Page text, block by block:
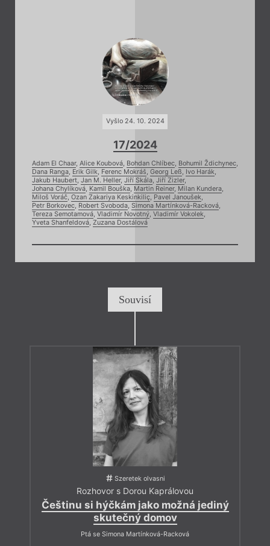
Vyšlo 24. 10. 2024
17/2024
Adam El Chaar, Alice Koubová, Bohdan Chlíbec, Bohumil Ždichynec,
Dana Ranga, Erik Gilk, Ferenc Mokráš, Georg Leß, Ivo Harák,
Jakub Haubert, Jan M. Heller, Jiří Skála, Jiří Zizler,
Johana Chylíková, Kamil Bouška, Martin Reiner, Milan Kundera,
Miloš Voráč, Ozan Zakariya Keskinkiliç, Pavel Janoušek,
Petr Borkovec, Robert Svoboda, Simona Martínková-Racková,
Tereza Semotamová, Vladimír Novotný, Vladimír Vokolek,
Yveta Shanfeldová, Zuzana Dostálová
Souvisí
Szeretek olvasni
Rozhovor s Dorou Kaprálovou
Češtinu si hýčkám jako možná jediný
skutečný domov
Ptá se Simona Martínková-Racková